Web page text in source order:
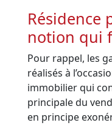
Résidence
notion qui
Pour rappel, les
réalisés à
immobilier qui
principale du
en principe